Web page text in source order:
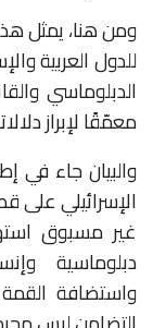
ومن هنا، يمثل
للدول العربية
الدبلوماسي
معمّقًا لإبراز
والبيان جاء في
غير مسبوق
دبلوماسية
واستضافة